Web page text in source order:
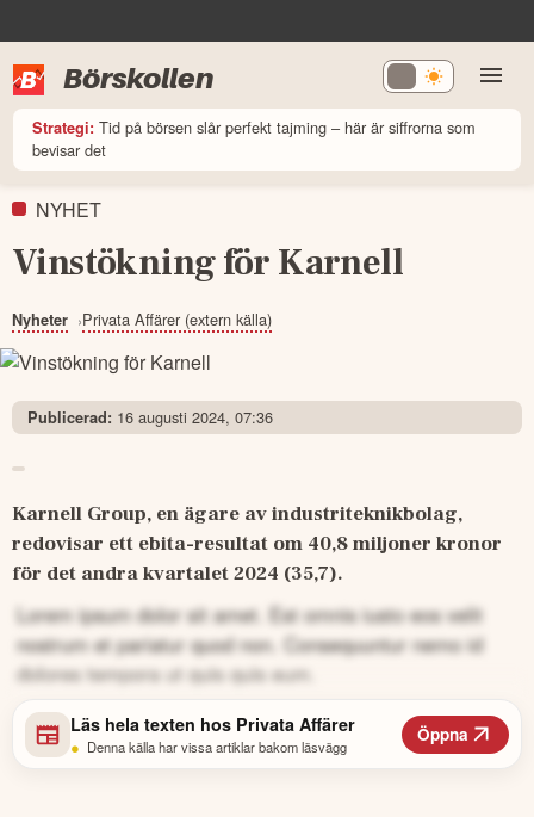
Börskollen
Strategi: Tid på börsen slår perfekt tajming – här är siffrorna som
bevisar det
NYHET
Vinstökning för Karnell
Nyheter Privata Affärer (extern källa)
Publicerad: 16 augusti 2024, 07:36
Karnell Group, en ägare av industriteknikbolag,
redovisar ett ebita-resultat om 40,8 miljoner kronor
för det andra kvartalet 2024 (35,7).
Lorem ipsum dolor sit amet. Est omnis iusto eos velit
nostrum et pariatur quod non. Consequuntur nemo id
dolores tempora ut quis quis eum.
Läs hela texten hos Privata Affärer
• Denna källa har vissa artiklar bakom läsvägg
Öppna